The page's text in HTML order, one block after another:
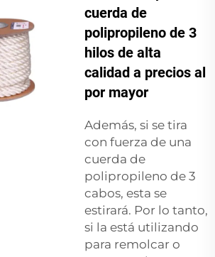
cuerda de
polipropileno de 3
hilos de alta
calidad a precios al
por mayor
Además, si se tira
con fuerza de una
cuerda de
polipropileno de 3
cabos, esta se
estirará. Por lo tanto,
si la está utilizando
para remolcar o